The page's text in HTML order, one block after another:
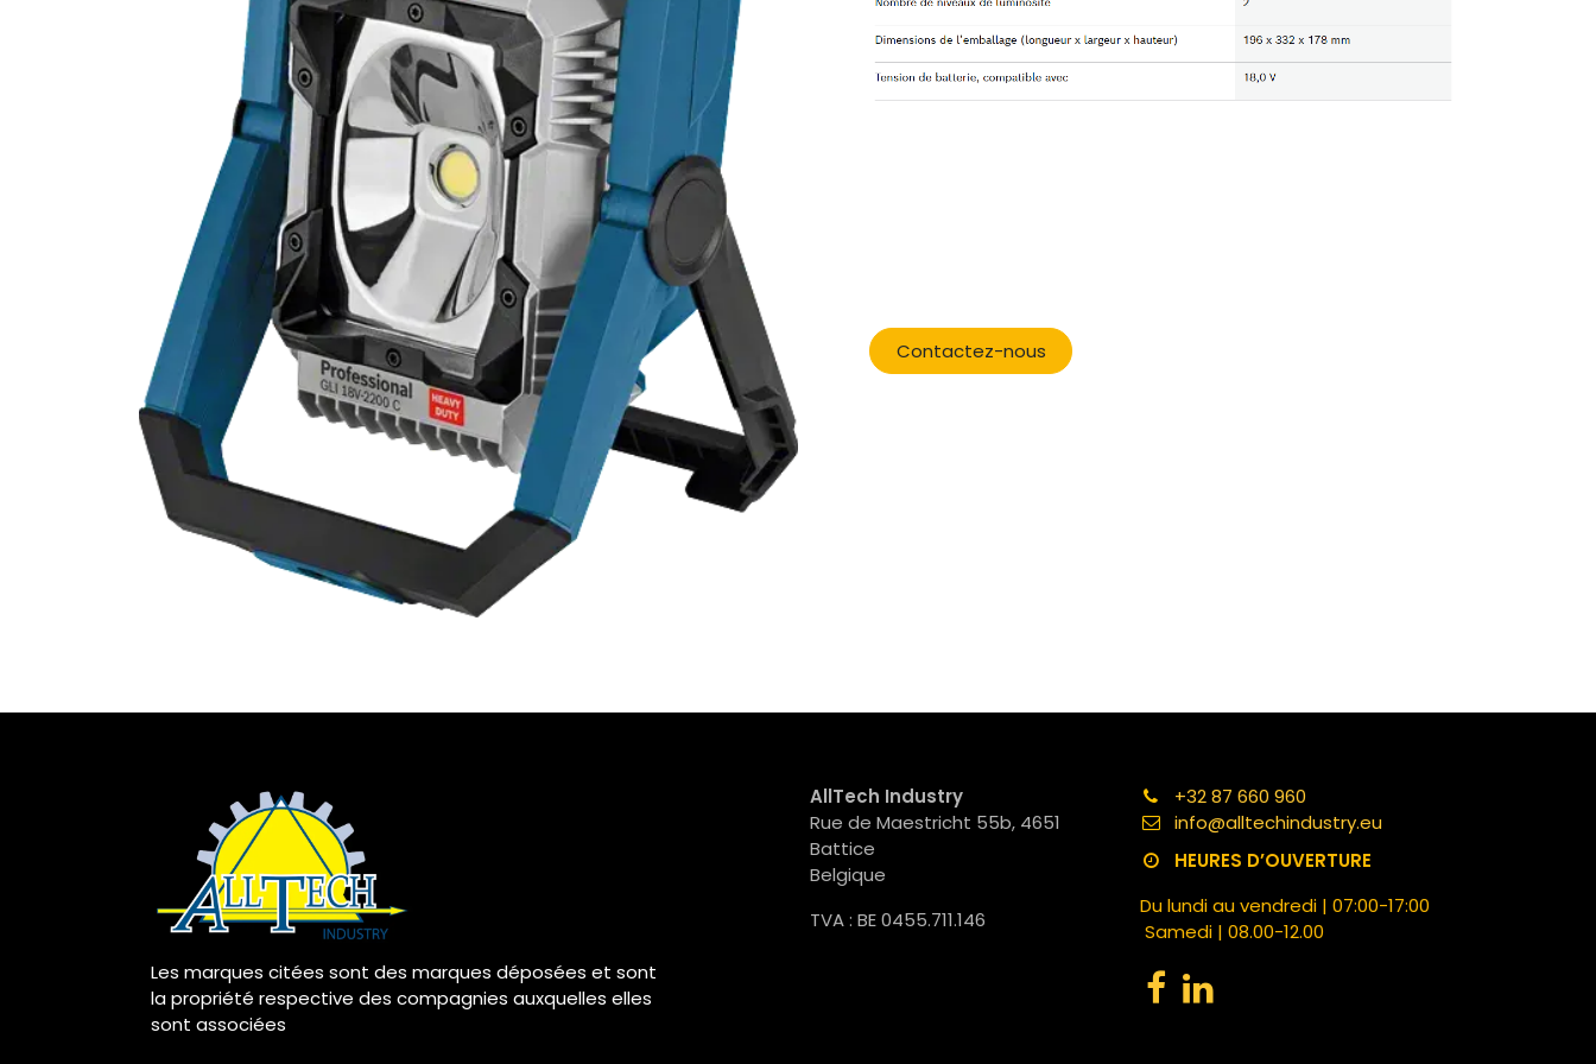
Contactez-nous
+32 87 660 960
info@alltechindustry.eu
HEURES D’OUVERTURE
Du lundi au vendredi | 07:00-17:00
Samedi | 08.00-12.00
AllTech Industry
Rue de Maestricht 55b, 4651
Battice
Belgique
TVA : BE 0455.711.146
Les marques citées sont des marques déposées et sont
la propriété respective des compagnies auxquelles elles
sont associées